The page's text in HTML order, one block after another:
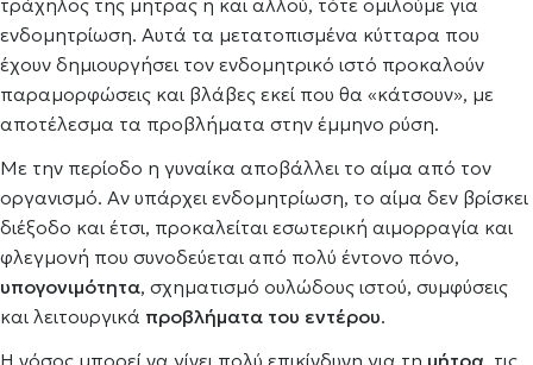
ενδομητρίωση. Αυτά τα μετατοπισμένα κύτταρα που
έχουν δημιουργήσει τον ενδομητρικό ιστό προκαλούν
παραμορφώσεις και βλάβες εκεί που θα «κάτσουν», με
αποτέλεσμα τα προβλήματα στην έμμηνο ρύση.
Με την περίοδο η γυναίκα αποβάλλει το αίμα από τον
οργανισμό. Αν υπάρχει ενδομητρίωση, το αίμα δεν βρίσκει
διέξοδο και έτσι, προκαλείται εσωτερική αιμορραγία και
φλεγμονή που συνοδεύεται από πολύ έντονο πόνο,
υπογονιμότητα, σχηματισμό ουλώδους ιστού, συμφύσεις
και λειτουργικά προβλήματα του εντέρου.
Η νόσος μπορεί να γίνει πολύ επικίνδυνη για τη μήτρα , τις